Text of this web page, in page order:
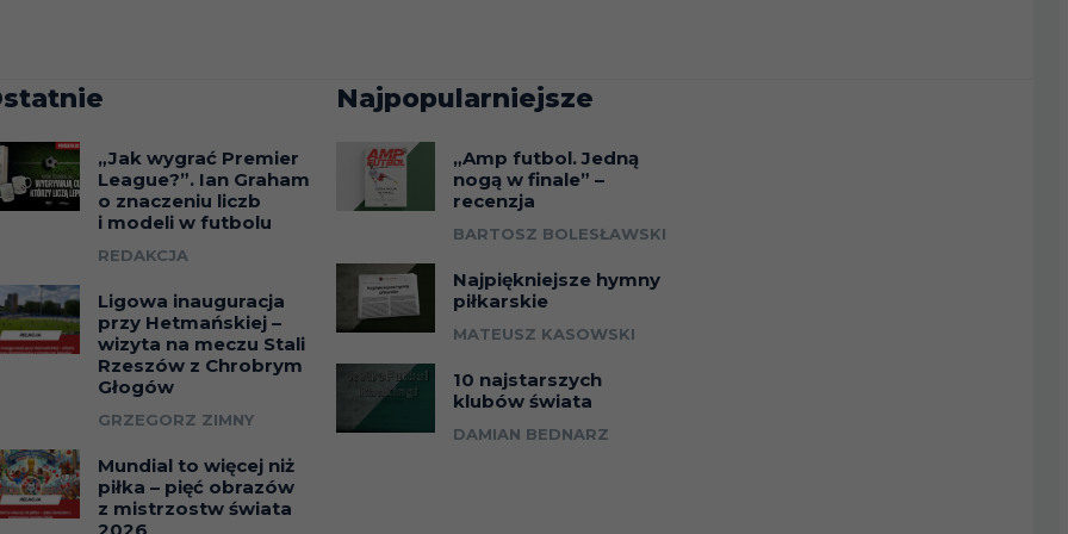
„Jak wygrać Premier
League?”. Ian Graham
o znaczeniu liczb
i modeli w futbolu
REDAKCJA
Ligowa inauguracja
przy Hetmańskiej –
wizyta na meczu Stali
Rzeszów z Chrobrym
Głogów
GRZEGORZ ZIMNY
Mundial to więcej niż
piłka – pięć obrazów
z mistrzostw świata
2026
Najpopularniejsze
„Amp futbol. Jedną
nogą w finale” –
recenzja
BARTOSZ BOLESŁAWSKI
Najpiękniejsze hymny
piłkarskie
MATEUSZ KASOWSKI
10 najstarszych
klubów świata
DAMIAN BEDNARZ